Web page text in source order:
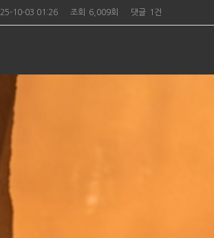
25-10-03 01:26 조회 6,009회 댓글 1건